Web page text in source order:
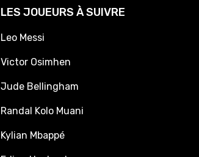
LES JOUEURS À SUIVRE
Leo Messi
Victor Osimhen
Jude Bellingham
Randal Kolo Muani
Kylian Mbappé